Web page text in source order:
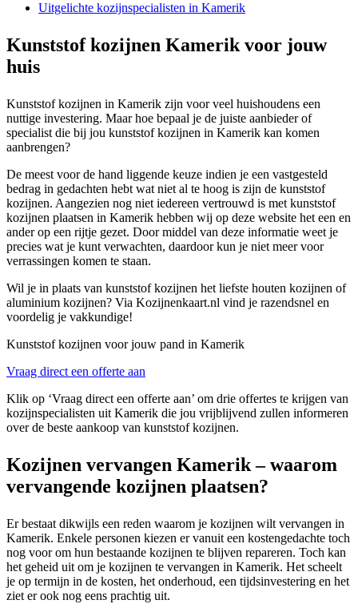
Uitgelichte kozijnspecialisten in Kamerik
Kunststof kozijnen Kamerik voor jouw
huis
Kunststof kozijnen in Kamerik zijn voor veel huishoudens een
nuttige investering. Maar hoe bepaal je de juiste aanbieder of
specialist die bij jou kunststof kozijnen in Kamerik kan komen
aanbrengen?
De meest voor de hand liggende keuze indien je een vastgesteld
bedrag in gedachten hebt wat niet al te hoog is zijn de kunststof
kozijnen. Aangezien nog niet iedereen vertrouwd is met kunststof
kozijnen plaatsen in Kamerik hebben wij op deze website het een en
ander op een rijtje gezet. Door middel van deze informatie weet je
precies wat je kunt verwachten, daardoor kun je niet meer voor
verrassingen komen te staan.
Wil je in plaats van kunststof kozijnen het liefste houten kozijnen of
aluminium kozijnen? Via Kozijnenkaart.nl vind je razendsnel en
voordelig je vakkundige!
Kunststof kozijnen voor jouw pand in Kamerik
Vraag direct een offerte aan
Klik op ‘Vraag direct een offerte aan’ om drie offertes te krijgen van
kozijnspecialisten uit Kamerik die jou vrijblijvend zullen informeren
over de beste aankoop van kunststof kozijnen.
Kozijnen vervangen Kamerik – waarom
vervangende kozijnen plaatsen?
Er bestaat dikwijls een reden waarom je kozijnen wilt vervangen in
Kamerik. Enkele personen kiezen er vanuit een kostengedachte toch
nog voor om hun bestaande kozijnen te blijven repareren. Toch kan
het geheid uit om je kozijnen te vervangen in Kamerik. Het scheelt
je op termijn in de kosten, het onderhoud, een tijdsinvestering en het
ziet er ook nog eens prachtig uit.